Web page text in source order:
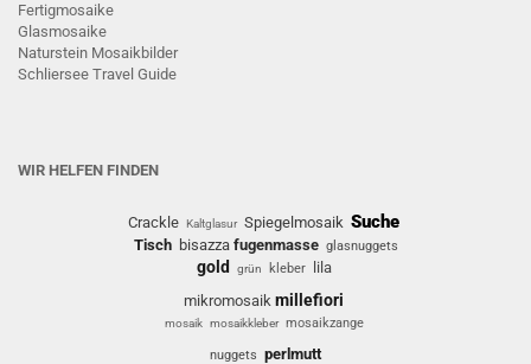
Fertigmosaike
G lasmosaike
Naturstein Mosaikbilder
Schliersee Travel Guide
WIR HELFEN FINDEN
Crackle Kaltglasur Spiegelmosaik Suche
Tisch bisazza fugenmasse glasnuggets
gold grün kleber
lila
mikromosaik millefiori
mosaik mosaikkleber mosaikzange
nuggets perlmutt